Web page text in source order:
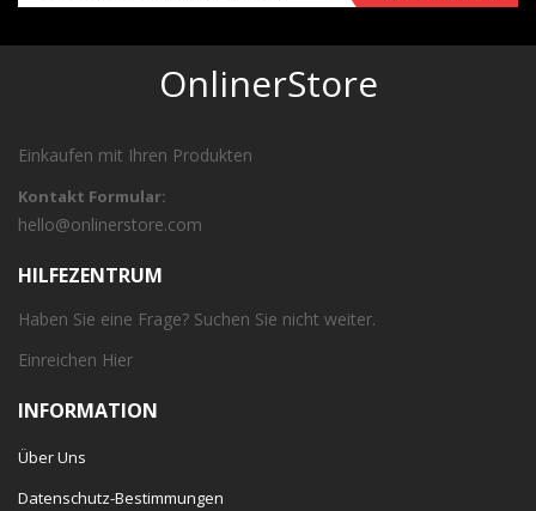
OnlinerStore
Einkaufen mit Ihren Produkten
Kontakt Formular:
hello@onlinerstore.com
HILFEZENTRUM
Haben Sie eine Frage? Suchen Sie nicht weiter.
Einreichen Hier
INFORMATION
Über Uns
Datenschutz-Bestimmungen